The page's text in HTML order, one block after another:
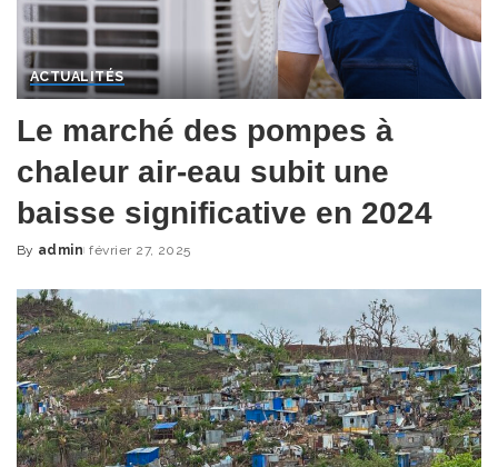
ACTUALITÉS
Le marché des pompes à
chaleur air-eau subit une
baisse significative en 2024
Posted
By admin février 27, 2025